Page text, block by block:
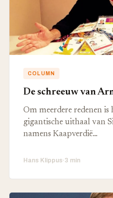
COLUMN
De schreeuw van
Om meerdere redenen is
gigantische uithaal van
namens Kaapverdië…
Hans Klippus·3 min